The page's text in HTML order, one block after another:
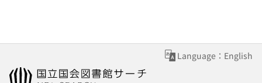
Language：English